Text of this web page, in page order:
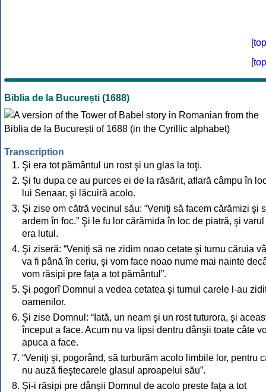
[top
[top
Biblia de la București (1688)
Transcription
Şi era tot pământul un rost şi un glas la toţi.
Şi fu dupa ce au purces ei de la răsărit, aflară câmpu în
lui Senaar, şi lăcuiră acolo.
Şi zise om cătră vecinul său: “Veniţi să facem cărămizi şi
ardem în foc.” Şi le fu lor cărămida în loc de piatră, şi
era lutul.
Şi ziseră: “Veniţi să ne zidim noao cetate şi turnu căruia
va fi până în ceriu, şi vom face noao nume mai nainte
vom răsipi pre faţa a tot pământul”.
Şi pogorî Domnul a vedea cetatea şi turnul carele l-au
oamenilor.
Şi zise Domnul: “Iată, un neam şi un rost tuturora, şi
început a face. Acum nu va lipsi dentru dânşii toate câte
apuca a face.
“Veniţi şi, pogorând, să turburăm acolo limbile lor, pentru
nu auză fieştecarele glasul aproapelui său”.
Şi-i răsipi pre dânşii Domnul de acolo preste faţa a tot